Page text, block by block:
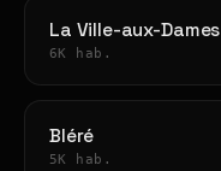
La Ville-aux-Dames
6K hab.
Bléré
5K hab.